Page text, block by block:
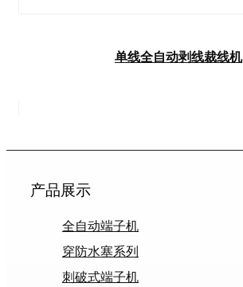
单线全自动剥线裁线机
产品展示
全自动端子机
穿防水塞系列
刺破式端子机